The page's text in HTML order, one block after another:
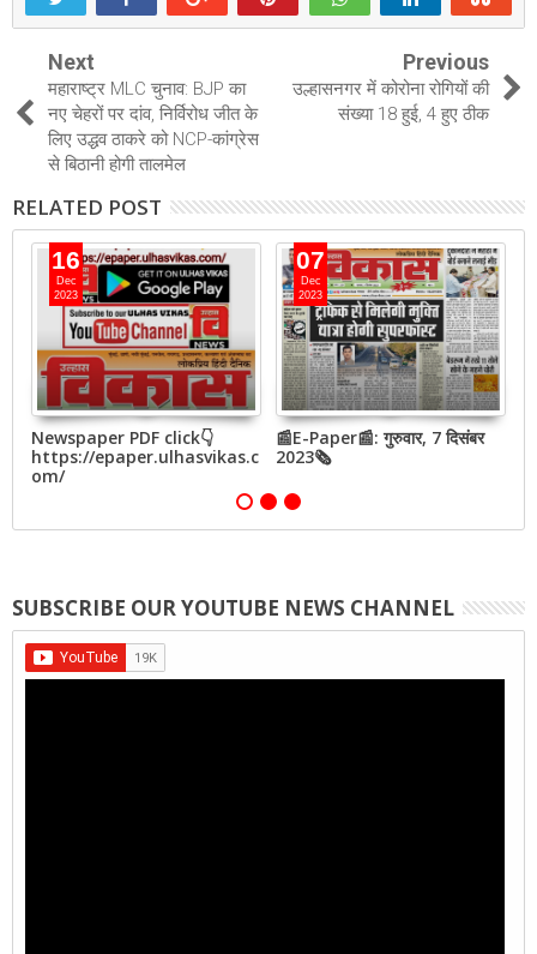
Next
महाराष्ट्र MLC चुनाव: BJP का
नए चेहरों पर दांव, निर्विरोध जीत के
लिए उद्धव ठाकरे को NCP-कांग्रेस
से बिठानी होगी तालमेल
Previous
उल्हासनगर में कोरोना रोगियों की
संख्या 18 हुई, 4 हुए ठीक
RELATED POST
16
Dec
2023
Newspaper PDF click👇
https://epaper.ulhasvikas.c
om/
07
Dec
2023
📰E-Paper📰: गुरुवार, 7 दिसंबर
2023🗞
SUBSCRIBE OUR YOUTUBE NEWS CHANNEL